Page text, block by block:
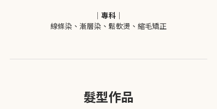
｜專科｜
線條染、漸層染、鬆軟燙、縮毛矯正
髮型作品